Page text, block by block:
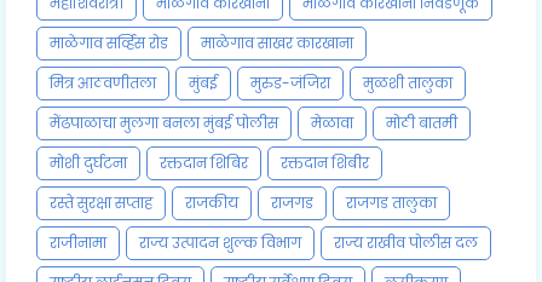
माळेगाव सर्व्हिस रोड
माळेगाव साखर कारखाना
मित्र आठवणीतला
मुंबई मुरुड-जंजिरा
मुळशी तालुका
मेंढपाळाचा मुलगा बनला मुंबई पोलीस
मेळावा
मोठी बातमी
मोशी दुर्घटना
रक्तदान शिबिर
रक्तदान शिबीर
रस्ते सुरक्षा सप्ताह
राजकीय राजगड
राजगड तालुका
राजीनामा
राज्य उत्पादन शुल्क विभाग
राज्य राखीव पोलीस दल